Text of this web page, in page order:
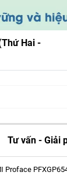
Hai -
Tư vấn - Giải
Proface